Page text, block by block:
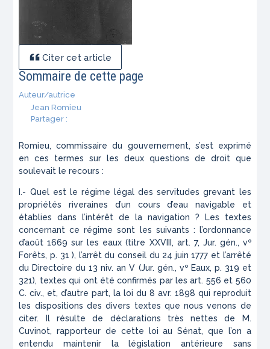
Citer cet article
Sommaire de cette page
Auteur/autrice
Jean Romieu
Partager :
Romieu, commissaire du gouvernement, s’est exprimé
en ces termes sur les deux questions de droit que
soulevait le recours :
I.- Quel est le régime légal des servitudes grevant les
propriétés riveraines d’un cours d’eau navigable et
établies dans l’intérêt de la navigation ? Les textes
concernant ce régime sont les suivants : l’ordonnance
d’août 1669 sur les eaux (titre XXVIII, art. 7, Jur. gén., vº
Forêts, p. 31 ), l’arrêt du conseil du 24 juin 1777 et l’arrêté
du Directoire du 13 niv. an V (Jur. gén., vº Eaux, p. 319 et
321), textes qui ont été confirmés par les art. 556 et 560
C. civ., et, d’autre part, la loi du 8 avr. 1898 qui reproduit
les dispositions des divers textes que nous venons de
citer. Il résulte de déclarations très nettes de M.
Cuvinot, rapporteur de cette loi au Sénat, que l’on a
entendu maintenir la législation antérieure sans